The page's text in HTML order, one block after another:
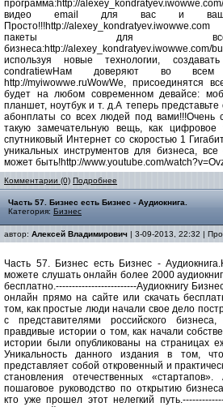
программа:http://
видео email для вас и
Просто!!!http://
пакеты для всех
бизнеса:http://
используя новые технологии,
condratiewНам доверяют во всем
http://myiwowwe.ruWowWe, присоединятся
будет на любом современном девайсе:
планшет, ноутбук и т. д.А теперь
абонплаты со всех людей под вами!!!Очень
такую замечательную вещь, как цифровое
спутниковый Интернет со скоростью 1
уникальных инструментов для бизнеса,
может быть!http://www.youtube.com/
Комментарии (0) Подробнее
Часть 57. Бизнес есть Бизнес - Аудиокнига.
Категория: Бизнес
автор: Алексей Владимирович | 3-09-2013, 22:32 |
Часть 57. Бизнес есть Бизнес -
можете слушать онлайн более 2000
бесплатно.-------------------------Аудиокнигу
онлайн прямо на сайте или скачать
том, как простые люди начали свое дело
с представителями российского
правдивые истории о том, как начали
истории были опубликованы на страницах
Уникальность данного издания в том,
представляет собой откровенный и
становления отечественных
пошаговое руководство по открытию
кто уже прошел этот нелегкий